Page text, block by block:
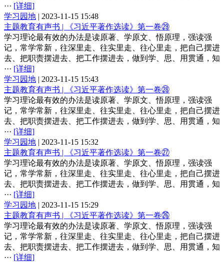
··· [详细]
学习园地 | 2023-11-15 15:48
主题教育有声书 | 《习近平著作选读》第一卷㉙
学习理论最有效的办法是读原著、学原文、悟原理，强读强
记，常学常新，往深里走、往实里走、往心里走，把自己摆进
去、把职责摆进去、把工作摆进去，做到学、思、用贯通，知
··· [详细]
学习园地 | 2023-11-15 15:43
主题教育有声书 | 《习近平著作选读》第一卷㉘
学习理论最有效的办法是读原著、学原文、悟原理，强读强
记，常学常新，往深里走、往实里走、往心里走，把自己摆进
去、把职责摆进去、把工作摆进去，做到学、思、用贯通，知
··· [详细]
学习园地 | 2023-11-15 15:32
主题教育有声书 | 《习近平著作选读》第一卷㉗
学习理论最有效的办法是读原著、学原文、悟原理，强读强
记，常学常新，往深里走、往实里走、往心里走，把自己摆进
去、把职责摆进去、把工作摆进去，做到学、思、用贯通，知
··· [详细]
学习园地 | 2023-11-15 15:29
主题教育有声书 | 《习近平著作选读》第一卷㉖
学习理论最有效的办法是读原著、学原文、悟原理，强读强
记，常学常新，往深里走、往实里走、往心里走，把自己摆进
去、把职责摆进去、把工作摆进去，做到学、思、用贯通，知
··· [详细]